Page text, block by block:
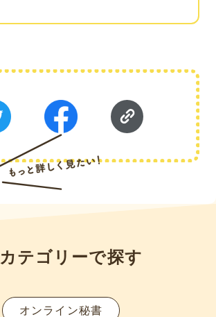
カテゴリーで探す
オンライン秘書